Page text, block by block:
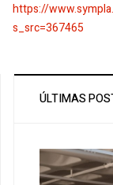
https://
s_src=367465
ÚLTIMAS